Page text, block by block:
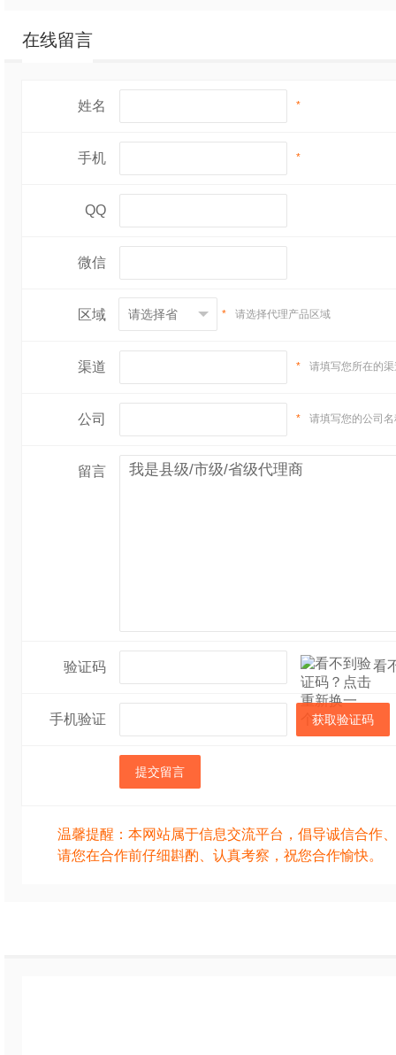
在线留言
姓名 *
手机 *
QQ
微信
区域 * 请选择代理产品区域
渠道 * 请填写您所在的
公司 * 请填写您的公司
留言
验证码 看
手机验证 获取验证码
提交留言
温馨提醒：本网站属于信息交流平台，倡导诚信合作
请您在合作前仔细斟酌、认真考察，祝您合作愉快。